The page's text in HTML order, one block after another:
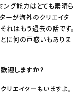
ング能力はとても素晴ら
ーが海外のクリエイタ
れはもう過去の話です。
に何の戸惑いもありま
迎しますか？
エイターもいますよ。